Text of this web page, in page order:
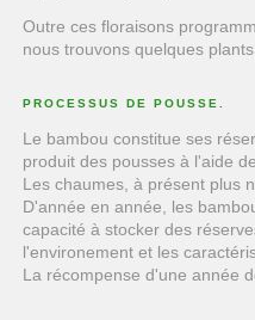
Outre ces floraisons
nous trouvons quelques
PROCESSUS DE POUSSE.
Le bambou constitue ses
produit des pousses à l'aide
Les chaumes, à présent plus
D'année en année, les
capacité à stocker des
l'environement et les
La récompense d'une année